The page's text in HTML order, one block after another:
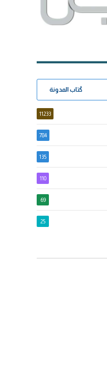
كُتاب المدونة
11233
784
135
110
69
25